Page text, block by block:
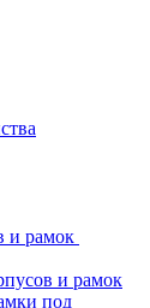
и рамок
и рамок
под